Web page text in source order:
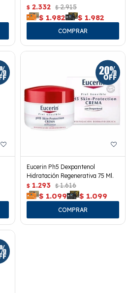
$ 2.332 $ 2.915
$ 1.982 $ 1.982
Eucerin Ph5 Dexpantenol
Hidratación Regenerativa 75 Ml.
$ 1.293 $ 1.616
$ 1.099 $ 1.099